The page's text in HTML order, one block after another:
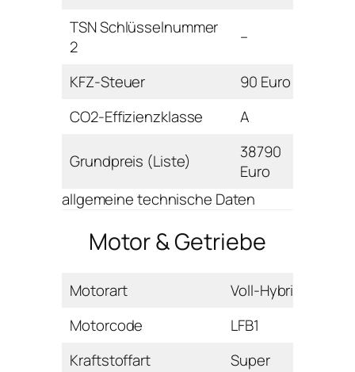
TSN Schlüsselnummer
2
–
KFZ-Steuer
90 Euro
CO2-Effizienzklasse
A
Grundpreis (Liste)
38790
Euro
allgemeine technische Daten
Motor & Getriebe
Motorart
Voll-Hybrid
Motorcode
LFB1
Kraftstoffart
Super